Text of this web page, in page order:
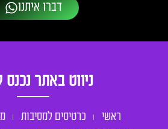
דברו איתנו
ניווט באתר
ראשי כרטיסים למסיבות